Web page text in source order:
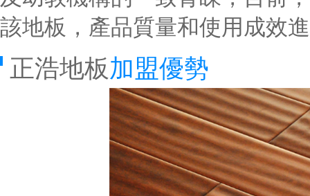
該地板，產品質量和使用成效
正浩地板加盟優勢